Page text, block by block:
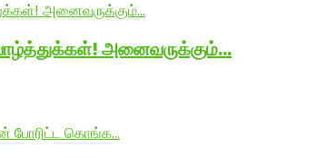
அனைவருக்கும்…